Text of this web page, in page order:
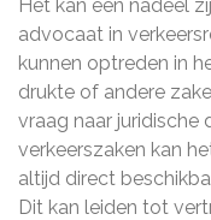
Het kan een nadeel
advocaat in
kunnen optreden in
drukte of andere
vraag naar juridische
verkeerszaken kan
altijd direct
Dit kan leiden tot